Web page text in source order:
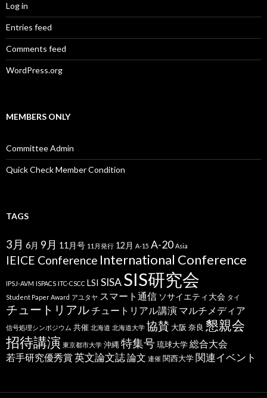
Log in
Entries feed
Comments feed
WordPress.org
MEMBERS ONLY
Committee Admin
Quick Check Member Condition
TAGS
3月 6月 9月 11月号 11月発行 12月 A-15 A-20 Asia
IEICE Conference International Conference
IPSJ-AVM ISPACS ITC-CSCC LSI SISASIS研究会
Student Paper Award アユタヤ スマート通信 ソサイエティ大会 タイ
チュートリアルチュートリアル講演 マルチメディア
信号処理シンポジウム 共催 北海道 北海道大学 協賛 大阪 奈良 懇親会
招待講演 東京都市大学 沖縄 特集号琉球大学総合大会
若手研究優秀賞 英文論文誌論文 連催 関西大学関連イベント